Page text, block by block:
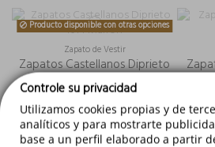
Producto disponible con otras opciones
Zapato de Vestir
Zapatos Castellanos Diprieto
1014 Marron
65,00 €
Controle su privacidad
Utilizamos cookies propias y de
analíticos y para mostrarte
base a un perfil elaborado a partir